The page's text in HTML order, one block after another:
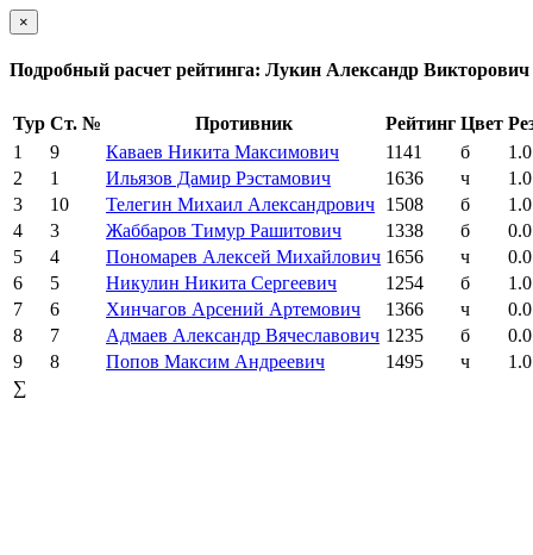
×
Подробный расчет рейтинга: Лукин Александр Викторович
Тур Ст. № Противник Рейтинг Цвет
1
9 Каваев Никита Максимович 1141 б
1.0
2
1 Ильязов Дамир Рэстамович 1636 ч
1.0
3
10 Телегин Михаил Александрович 1508 б
1.0
4
3 Жаббаров Тимур Рашитович 1338 б
0.0
5
4 Пономарев Алексей Михайлович 1656 ч
0.0
6
5 Никулин Никита Сергеевич 1254 б
1.0
7
6 Хинчагов Арсений Артемович 1366 ч
0.0
8
7 Адмаев Александр Вячеславович 1235 б
0.0
9
8 Попов Максим Андреевич 1495 ч
1.0
∑